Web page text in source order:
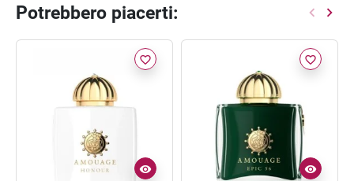
Potrebbero piacerti:
favorite_border favorite_border